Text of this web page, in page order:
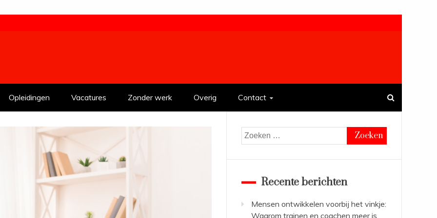
Opleidingen Vacatures Zonder werk Overig Contact
Zoeken
naar:
Recente berichten
Mensen ontwikkelen voorbij het vinkje:
Waarom trainen en coachen meer is